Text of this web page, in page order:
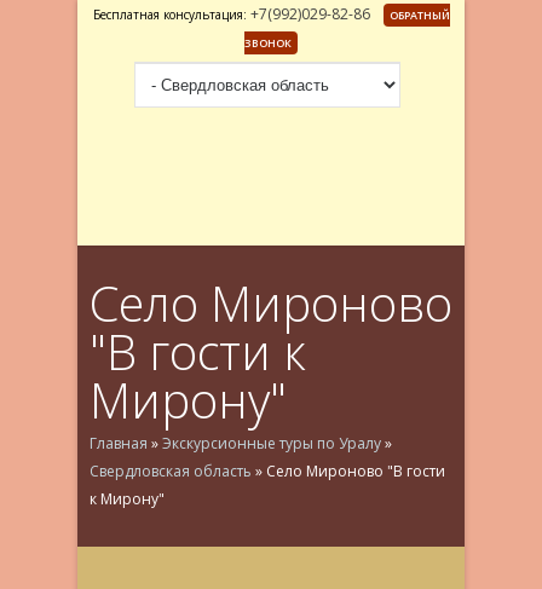
Бесплатная консультация: +7(992)029-82-86
ОБРАТНЫЙ
ЗВОНОК
Село Мироново
"В гости к
Мирону"
Главная »Экскурсионные туры по Уралу»
Свердловская область » Село Мироново "В гости
к Мирону"